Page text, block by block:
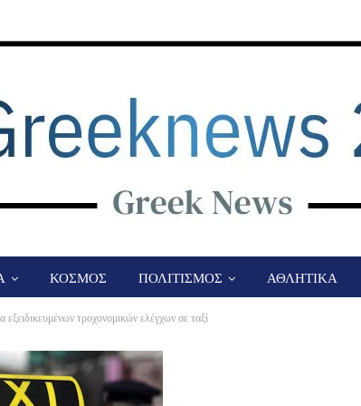
ΚΟΣΜΟΣ ΠΟΛΙΤΙΣΜΟΣ ΑΘΛΗΤΙΚΑ
τροχονομικών ελέγχων σε ταξί